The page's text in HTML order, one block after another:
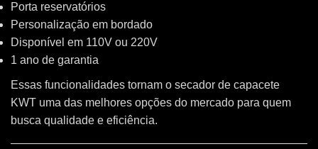
Porta reservatórios
Personalização em bordado
Disponível em 110V ou 220V
1 ano de garantia
Essas funcionalidades tornam o secador de capacete
KWT uma das melhores opções do mercado para quem
busca qualidade e eficiência.